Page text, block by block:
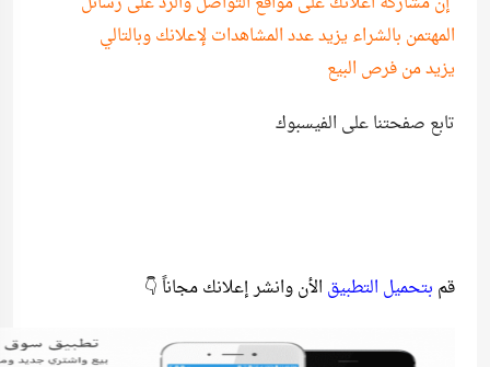
المهتمن بالشراء يزيد عدد المشاهدات لإعلانك وبالتالي
يزيد من فرص البيع
تابع صفحتنا على الفيسبوك
قم بتحميل التطبيق الأن وانشر إعلانك مجاناً 👇